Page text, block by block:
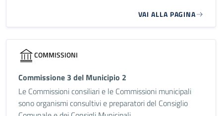
VAI ALLA PAGINA
COMMISSIONI
Commissione 3 del Municipio 2
Le Commissioni consiliari e le Commissioni municipali
sono organismi consultivi e preparatori del Consiglio